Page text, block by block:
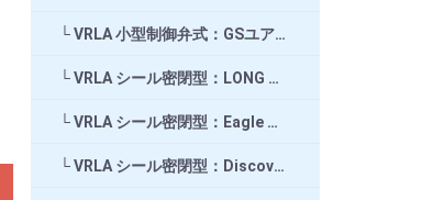
VRLA 小型制御弁式：GSユアサ
VRLA シール密閉型：LONG ロング
VRLA シール密閉型：Eagle Picher
VRLA シール密閉型：Discover ディスカバー